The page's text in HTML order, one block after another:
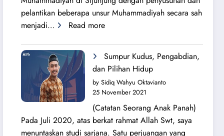
pelantikan beberapa unsur Muhammadiyah secara sah
menjadi…
Read more:
Bersinar
Kembali
di
Sijunjung
Sumpur Kudus, Pengabdian,
dan Pilihan Hidup
by Sidiq Wahyu Oktavianto
25 November 2021
(Catatan Seorang Anak Panah)
Pada Juli 2020, atas berkat rahmat Allah Swt, saya
menuntaskan studi sarjana. Satu perjuangan yang